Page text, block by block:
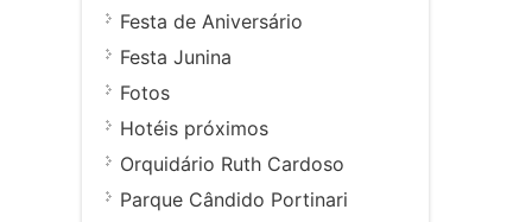
Festa de Aniversário
Festa Junina
Fotos
Hotéis próximos
Orquidário Ruth Cardoso
Parque Cândido Portinari